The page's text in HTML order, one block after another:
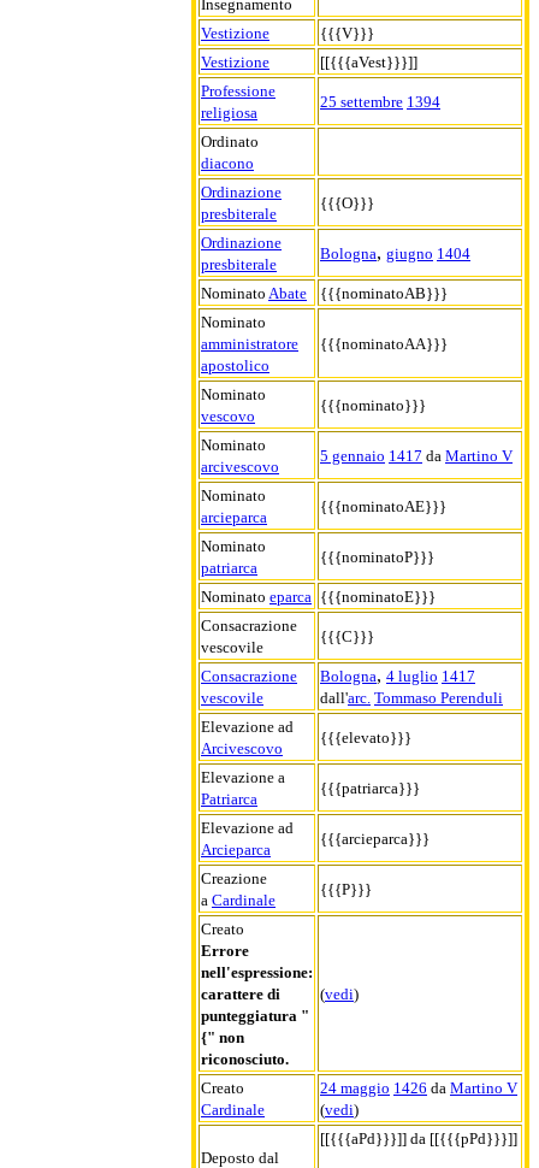
Insegnamento
Vestizione
{{{V}}}
Vestizione
[[{{{aVest}}}]]
Professione
religiosa
25 settembre 1394
Ordinato
diacono
Ordinazione
presbiterale
{{{O}}}
Ordinazione
presbiterale
Bologna, giugno 1404
Nominato Abate
{{{nominatoAB}}}
Nominato
amministratore
apostolico
{{{nominatoAA}}}
Nominato
vescovo
{{{nominato}}}
Nominato
arcivescovo
5 gennaio 1417 da Martino V
Nominato
arcieparca
{{{nominatoAE}}}
Nominato
patriarca
{{{nominatoP}}}
Nominato eparca {{{nominatoE}}}
Consacrazione
vescovile
{{{C}}}
Consacrazione
vescovile
Bologna, 4 luglio 1417
dall'arc. Tommaso Perenduli
Elevazione ad
Arcivescovo
{{{elevato}}}
Elevazione a
Patriarca
{{{patriarca}}}
Elevazione ad
Arcieparca
{{{arcieparca}}}
Creazione
a Cardinale
{{{P}}}
Creato
Errore
nell'espressione:
carattere di
punteggiatura "
{" non
riconosciuto.
(vedi)
Creato
Cardinale
24 maggio 1426 da Martino V
(vedi)
Deposto dal
[[{{{aPd}}}]] da [[{{{pPd}}}]]